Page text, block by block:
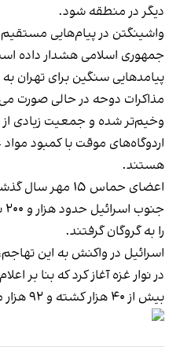
دیگر در منطقه شود.
واشینگتن در پیام‌هایی
جمهوری اسلامی هشدار داده
پیامدهایی سنگین برای تهران
مذاکرات دوحه در حالی صورت
وخیم‌تر شده و جمعیت زیادی
اردوگاه‌های موقت با کمبود
هستند.
اعضای حماس ۱۵
را به گروگان گرفتند.
اسرائیل در واکنش به این
در نوار غزه آغاز کرد که بنا بر
بیش از ۴۰ هزار کشته و ۹۲ هزار مجروح بر جای گذاشته است.